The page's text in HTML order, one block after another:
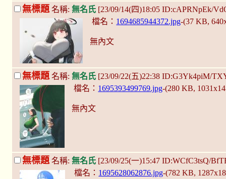
無標題 名稱: 無名氏 [23/09/14(四)18:05 ID:cAPRNpEk/
檔名： 1694685944372.jpg-(37 KB,
無內文
無標題 名稱: 無名氏 [23/09/22(五)22:38 ID:G3Yk4piM/
檔名： 1695393499769.jpg-(280 KB,
無內文
無標題 名稱: 無名氏 [23/09/25(一)15:47 ID:WCfC3tsQ/
檔名： 1695628062876.jpg-(782 KB,